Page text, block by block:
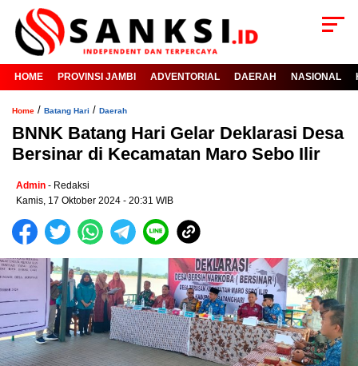
HOME PROVINSI JAMBI ADVENTORIAL DAERAH NASIONAL
Home / Batang Hari / Daerah
BNNK Batang Hari Gelar Deklarasi Desa
Bersinar di Kecamatan Maro Sebo Ilir
Admin - Redaksi
Kamis, 17 Oktober 2024 - 20:31 WIB